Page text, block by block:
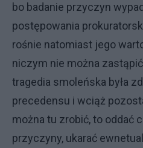
bo badanie przyczyn
postępowania
rośnie natomiast jego
niczym nie można
tragedia smoleńska była
precedensu i wciąż
można tu zrobić, to oddać
przyczyny, ukarać